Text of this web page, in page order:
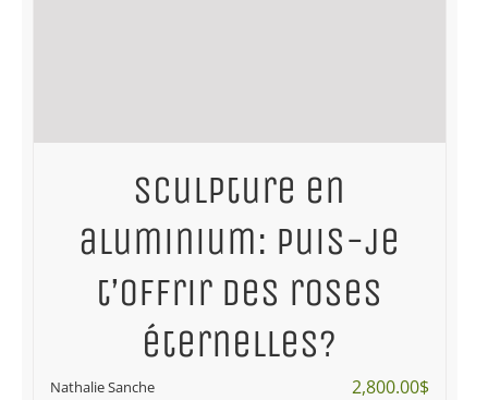
Sculpture en
aluminium: Puis-je
t’offrir des roses
éternelles?
Nathalie Sanche 2,800.00$